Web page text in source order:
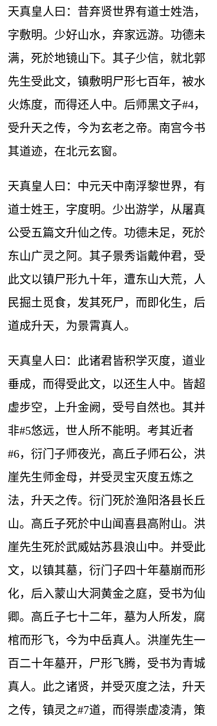
天真皇人曰：昔弃贤世界有道士姓浩，
字敷明。少好山水，弃家远游。功德未
满，死於地镜山下。其子少信，就北郭
先生受此文，镇敷明尸形七百年，被水
火炼度，而得还人中。后师黑文子#4，
受升天之传，今为玄老之帝。南宫今书
其道迹，在北元玄窗。
天真皇人曰：中元天中南浮黎世界，有
道士姓王，字度明。少出游学，从屠真
公受五篇文升仙之传。功德未足，死於
东山广灵之阿。其子景秀诣戴仲君，受
此文以镇尸形九十年，遭东山大荒，人
民掘土觅食，发其死尸，而即化生，后
道成升天，为景霄真人。
天真皇人曰：此诸君皆积学灭度，道业
垂成，而得受此文，以还生人中。皆超
虚步空，上升金阙，受号自然也。其并
非#5悠远，世人所不能明。考其近者
#6，衍门子师夜光，高丘子师石公，洪
崖先生师金母，并受灵宝灭度五炼之
法，升天之传。衍门死於渔阳洛县长丘
山。高丘子死於中山闻喜县高附山。洪
崖先生死於武威姑苏县浪山中。并受此
文，以镇其墓，衍门子四十年墓崩而形
化，后入蒙山大洞黄金之庭，受书为仙
卿。高丘子七十二年，墓为人所发，腐
棺而形飞，今为中岳真人。洪崖先生一
百二十年墓开，尸形飞腾，受书为青城
真人。此之诸贤，并受灭度之法，升天
之传，镇灵之#7道，而得崇虚凌清，策